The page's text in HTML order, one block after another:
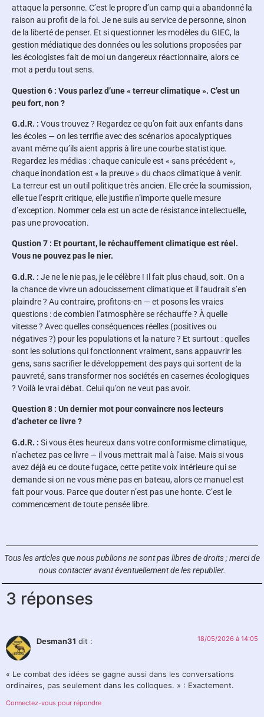
attaque la personne. C’est le propre d’un camp qui a abandonné la
raison au profit de la foi. Je ne suis au service de personne, sinon
de la liberté de penser. Et si questionner les modèles du GIEC, la
gestion médiatique des données ou les solutions proposées par
les écologistes fait de moi un dangereux réactionnaire, alors ce
mot a perdu tout sens.
Question 6 : Vous parlez d’une « terreur climatique ». C’est un
peu fort, non ?
G.d.R. : Vous trouvez ? Regardez ce qu’on fait aux enfants dans
les écoles — on les terrifie avec des scénarios apocalyptiques
avant même qu’ils aient appris à lire une courbe statistique.
Regardez les médias : chaque canicule est « sans précédent »,
chaque inondation est « la preuve » du chaos climatique à venir.
La terreur est un outil politique très ancien. Elle crée la soumission,
elle tue l’esprit critique, elle justifie n’importe quelle mesure
d’exception. Nommer cela est un acte de résistance intellectuelle,
pas une provocation.
Qustion 7 : Et pourtant, le réchauffement climatique est réel.
Vous ne pouvez pas le nier.
G.d.R. : Je ne le nie pas, je le célèbre ! Il fait plus chaud, soit. On a
la chance de vivre un adoucissement climatique et il faudrait s’en
plaindre ? Au contraire, profitons-en — et posons les vraies
questions : de combien l’atmosphère se réchauffe ? À quelle
vitesse ? Avec quelles conséquences réelles (positives ou
négatives ?) pour les populations et la nature ? Et surtout : quelles
sont les solutions qui fonctionnent vraiment, sans appauvrir les
gens, sans sacrifier le développement des pays qui sortent de la
pauvreté, sans transformer nos sociétés en casernes écologiques
? Voilà le vrai débat. Celui qu’on ne veut pas avoir.
Question 8 : Un dernier mot pour convaincre nos lecteurs
d’acheter ce livre ?
G.d.R. : Si vous êtes heureux dans votre conformisme climatique,
n’achetez pas ce livre — il vous mettrait mal à l’aise. Mais si vous
avez déjà eu ce doute fugace, cette petite voix intérieure qui se
demande si on ne vous mène pas en bateau, alors ce manuel est
fait pour vous. Parce que douter n’est pas une honte. C’est le
commencement de toute pensée libre.
Tous les articles que nous publions ne sont pas libres de droits ;merci de
nous contacter avant éventuellement de les republier.
3 réponses
Desman31 dit : 18/05/2026 à 14:05
« Le combat des idées se gagne aussi dans les conversations
ordinaires, pas seulement dans les colloques. » : Exactement.
Connectez-vous pour répondre